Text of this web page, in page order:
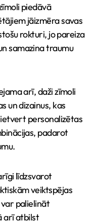
piedāvā
jāizmēra savas
rokturi, jo pareiza
samazina traumu
arī, daži zīmoli
un dizainus, kas
personalizētas
padarot
līdzsvarot
veiktspējas
palielināt
arī atbilst